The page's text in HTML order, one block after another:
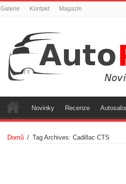
Galerie Kontakt Magazín
Novinky Recenze
Domů / Tag Archives: Cadillac CTS